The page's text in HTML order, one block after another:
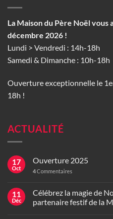
La Maison du Père Noël
décembre 2026 !
Lundi > Vendredi : 14h-18h
Samedi & Dimanche : 10h-18h
Ouverture exceptionnelle le
18h !
ACTUALITÉ
17
Oct
Ouverture 2025
4Commentaires
11
Déc
Célébrez la magie de
partenaire festif de la